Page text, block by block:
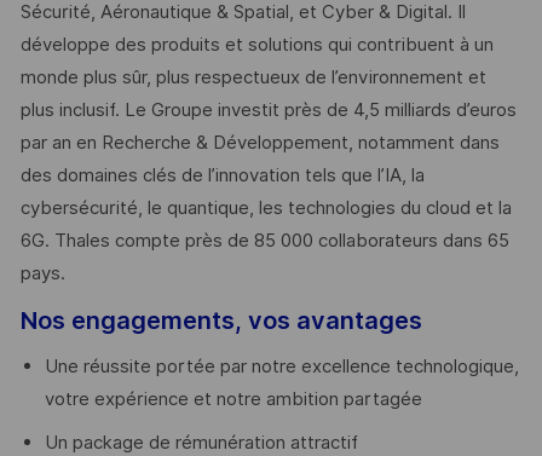
Sécurité, Aéronautique & Spatial, et Cyber & Digital. Il
développe des produits et solutions qui contribuent à un
monde plus sûr, plus respectueux de l’environnement et
plus inclusif. Le Groupe investit près de 4,5 milliards d’euros
par an en Recherche & Développement, notamment dans
des domaines clés de l’innovation tels que l’IA, la
cybersécurité, le quantique, les technologies du cloud et la
6G. Thales compte près de 85 000 collaborateurs dans 65
pays. ​
Nos engagements, vos avantages
Une réussite portée par notre excellence technologique,
votre expérience et notre ambition partagée
Un package de rémunération attractif